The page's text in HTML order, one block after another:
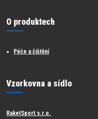
O produktech
Péče a čištění
Vzorkovna a sídlo
RaketSport s.r.o.